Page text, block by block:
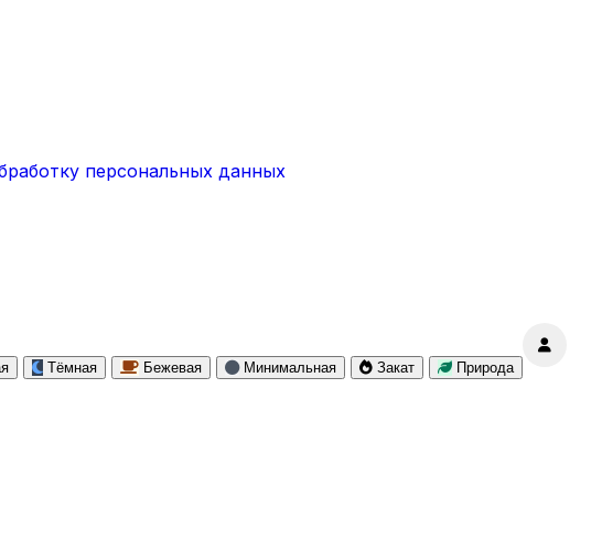
персональных данных
Тёмная Бежевая Минимальная Закат Природа